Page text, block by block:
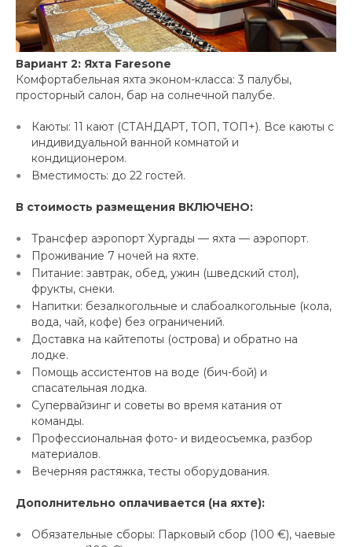
Вариант 2: Яхта Faresone
Комфортабельная яхта эконом-класса: 3 палубы,
просторный салон, бар на солнечной палубе.
Каюты: 11 кают (СТАНДАРТ, ТОП, ТОП+). Все каюты с
индивидуальной ванной комнатой и
кондиционером.
Вместимость: до 22 гостей.
В стоимость размещения ВКЛЮЧЕНО:
Трансфер аэропорт Хургады — яхта — аэропорт.
Проживание 7 ночей на яхте.
Питание: завтрак, обед, ужин (шведский стол),
фрукты, снеки.
Напитки: безалкогольные и слабоалкогольные (кола,
вода, чай, кофе) без ограничений.
Доставка на кайтепоты (острова) и обратно на
лодке.
Помощь ассистентов на воде (бич-бой) и
спасательная лодка.
Супервайзинг и советы во время катания от
команды.
Профессиональная фото- и видеосъемка, разбор
материалов.
Вечерняя растяжка, тесты оборудования.
Дополнительно оплачивается (на яхте):
Обязательные сборы: Парковый сбор (100 €), чаевые